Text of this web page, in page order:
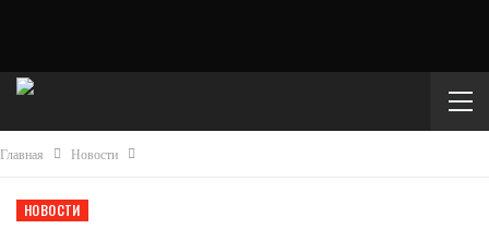
Главная Новости
НОВОСТИ